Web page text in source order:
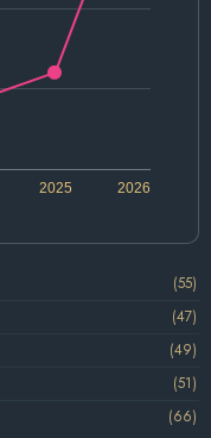
2026
2025
(55)
(47)
(49)
(51)
(66)